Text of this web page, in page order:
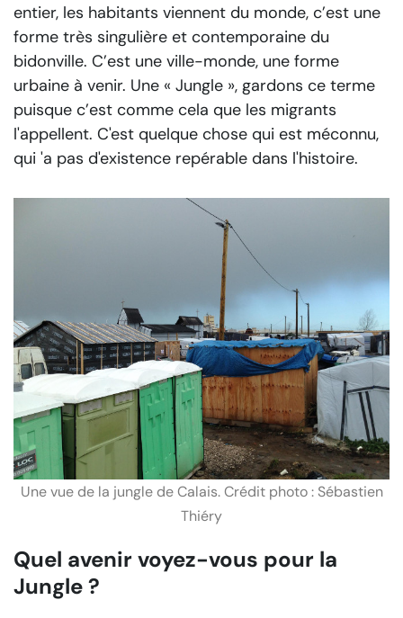
entier, les habitants viennent du monde, c’est une
forme très singulière et contemporaine du
bidonville. C’est une ville-monde, une forme
urbaine à venir. Une « Jungle », gardons ce terme
puisque c’est comme cela que les migrants
l'appellent. C'est quelque chose qui est méconnu,
qui 'a pas d'existence repérable dans l'histoire.
Une vue de la jungle de Calais. Crédit photo : Sébastien
Thiéry
Quel avenir voyez-vous pour la
Jungle ?